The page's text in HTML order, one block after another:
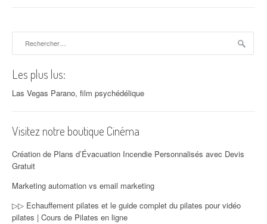
Les plus lus:
Las Vegas Parano, film psychédélique
Visitez notre boutique Cinéma
Création de Plans d’Évacuation Incendie Personnalisés avec Devis
Gratuit
Marketing automation vs email marketing
▷▷ Echauffement pilates et le guide complet du pilates pour vidéo
pilates | Cours de Pilates en ligne